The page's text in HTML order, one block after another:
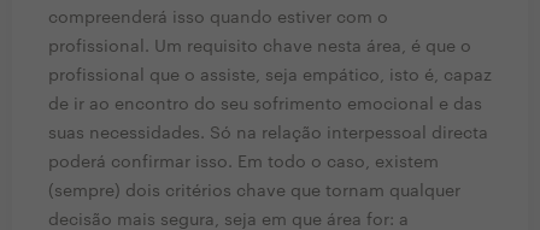
compreenderá isso quando estiver com o
profissional. Um requisito chave nesta área, é que o
profissional que o assiste, seja empático, isto é, capaz
de ir ao encontro do seu sofrimento emocional e das
suas necessidades. Só na relação interpessoal directa
poderá confirmar isso. Em todo o caso, existem
(sempre) dois critérios chave que tornam qualquer
decisão mais segura, seja em que área for: a